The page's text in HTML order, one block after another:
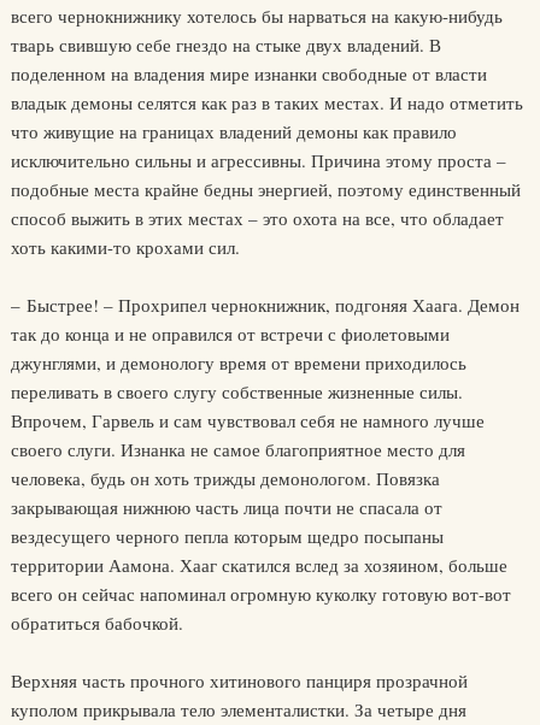
всего чернокнижнику хотелось бы нарваться на какую-нибудь
тварь свившую себе гнездо на стыке двух владений. В
поделенном на владения мире изнанки свободные от власти
владык демоны селятся как раз в таких местах. И надо отметить
что живущие на границах владений демоны как правило
исключительно сильны и агрессивны. Причина этому проста –
подобные места крайне бедны энергией, поэтому единственный
способ выжить в этих местах – это охота на все, что обладает
хоть какими-то крохами сил.
– Быстрее! – Прохрипел чернокнижник, подгоняя Хаага. Демон
так до конца и не оправился от встречи с фиолетовыми
джунглями, и демонологу время от времени приходилось
переливать в своего слугу собственные жизненные силы.
Впрочем, Гарвель и сам чувствовал себя не намного лучше
своего слуги. Изнанка не самое благоприятное место для
человека, будь он хоть трижды демонологом. Повязка
закрывающая нижнюю часть лица почти не спасала от
вездесущего черного пепла которым щедро посыпаны
территории Аамона. Хааг скатился вслед за хозяином, больше
всего он сейчас напоминал огромную куколку готовую вот-вот
обратиться бабочкой.
Верхняя часть прочного хитинового панциря прозрачной
куполом прикрывала тело элементалистки. За четыре дня